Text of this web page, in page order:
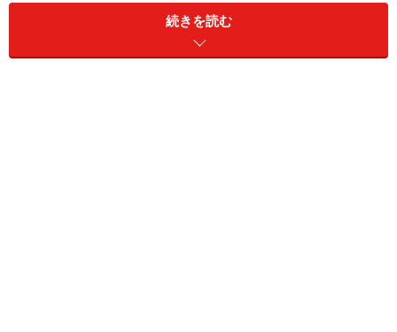
続きを読む